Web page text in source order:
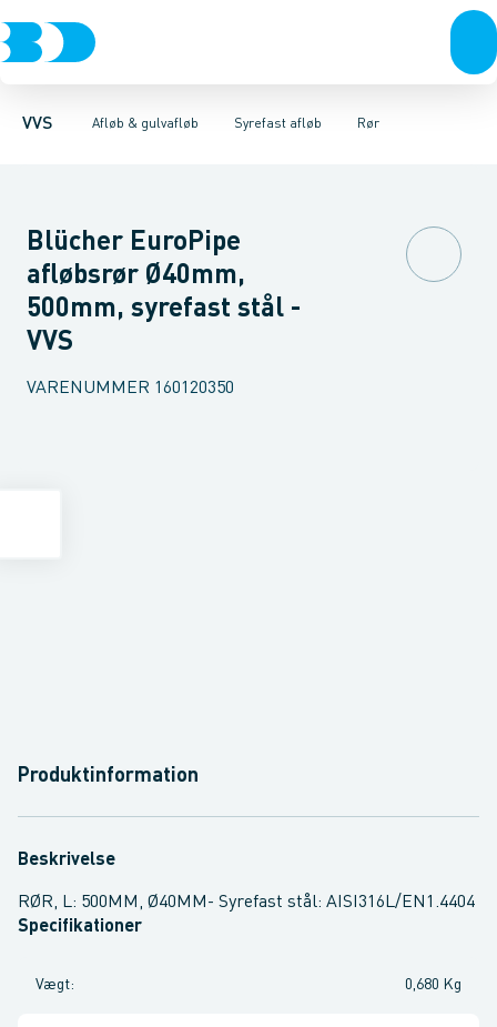
VVS Afløb & gulvafløb
Rør & fittings Pressfittings & rørKuglehaner & ventiler
Syrefast afløb
Gulvafløb rustfriGulvafløb plastBaderumsrender
Rør
RørBøjninger 68-87,5gr. Bøjninger 45gr. Bøjninger 30gr.
Blücher EuroPipe
afløbsrør Ø40mm,
500mm, syrefast stål -
VVS
VARENUMMER 160120350
Produktinformation
Beskrivelse
RØR, L: 500MM, Ø40MM- Syrefast stål: AISI316L/EN1.4404
Specifikationer
Vægt: 0,680 Kg